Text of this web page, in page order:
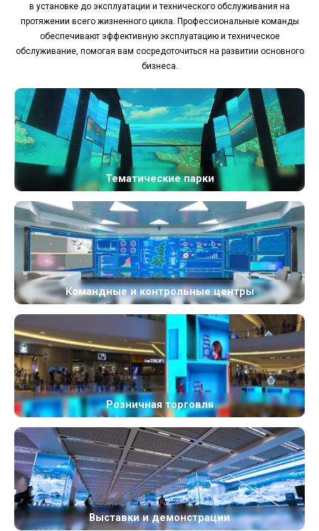
в установке до эксплуатации и технического обслуживания на
протяжении всего жизненного цикла. Профессиональные команды
обеспечивают эффективную эксплуатацию и техническое
обслуживание, помогая вам сосредоточиться на развитии основного
бизнеса.
Тематические парки
Командные и контрольные центры
Розничная торговля
Выставки и демонстрации